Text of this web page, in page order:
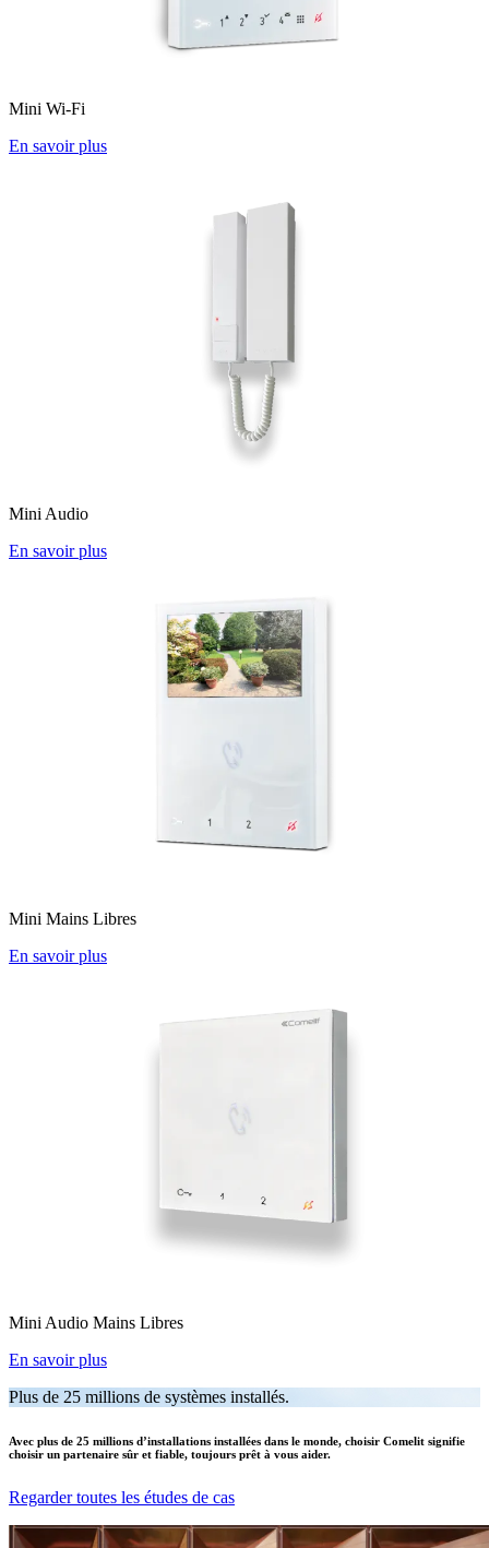
Mini Wi-Fi
En savoir plus
Mini Audio
En savoir plus
Mini Mains Libres
En savoir plus
Mini Audio Mains Libres
En savoir plus
Plus de 25 millions de systèmes installés.
Avec plus de 25 millions d’installations installées dans le monde, choisir Comelit signifie
choisir un partenaire sûr et fiable, toujours prêt à vous aider.
Regarder toutes les études de cas